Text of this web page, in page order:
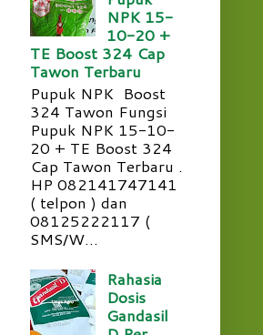
NPK 15-
10-20 +
TE Boost 324 Cap
Tawon Terbaru
Pupuk NPK Boost
324 Tawon Fungsi
Pupuk NPK 15-10-
20 + TE Boost 324
Cap Tawon Terbaru .
HP 082141747141
( telpon ) dan
08125222117 (
SMS/W...
Rahasia
Dosis
Gandasil